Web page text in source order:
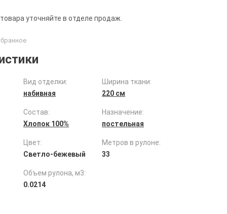
уточняйте в отделе продаж.
Вид отделки:
набивная
Ширина ткани:
220 см
Состав:
Хлопок 100%
Назначение:
постельная
Цвет:
Светло-бежевый
Метров в рулоне:
33
Объем рулона, м3:
0.0214